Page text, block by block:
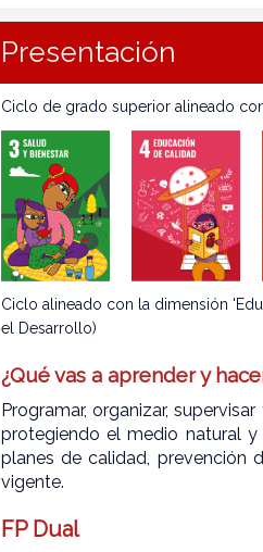
Presentación
Ciclo de grado superior alineado
Ciclo alineado con la dimensión
el Desarrollo)
¿Qué vas a aprender y
Programar, organizar,
protegiendo el medio natural
planes de calidad, prevención
vigente.
FP Dual